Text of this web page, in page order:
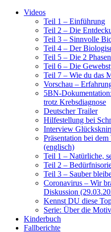
Videos
Teil 1 – Einführung
Teil 2 – Die
Teil 3 – Sinnvolle
Teil 4 – Der
Teil 5 – Die 2
Teil 6 – Die
Teil 7 – Wie du das
Vorschau –
5BN-
trotz Krebsdiagnose
Deutscher Trailer
Hilfestellung bei
Interview
Präsentation bei
(englisch)
Teil 1 – Natürliche,
Teil 2 –
Teil 3 – Sauber
Coronavirus – Wir
Diskussion
Kennst DU diese
Serie: Über die
Kinderbuch
Fallberichte